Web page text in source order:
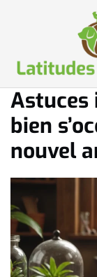
Astuces
bien
nouvel